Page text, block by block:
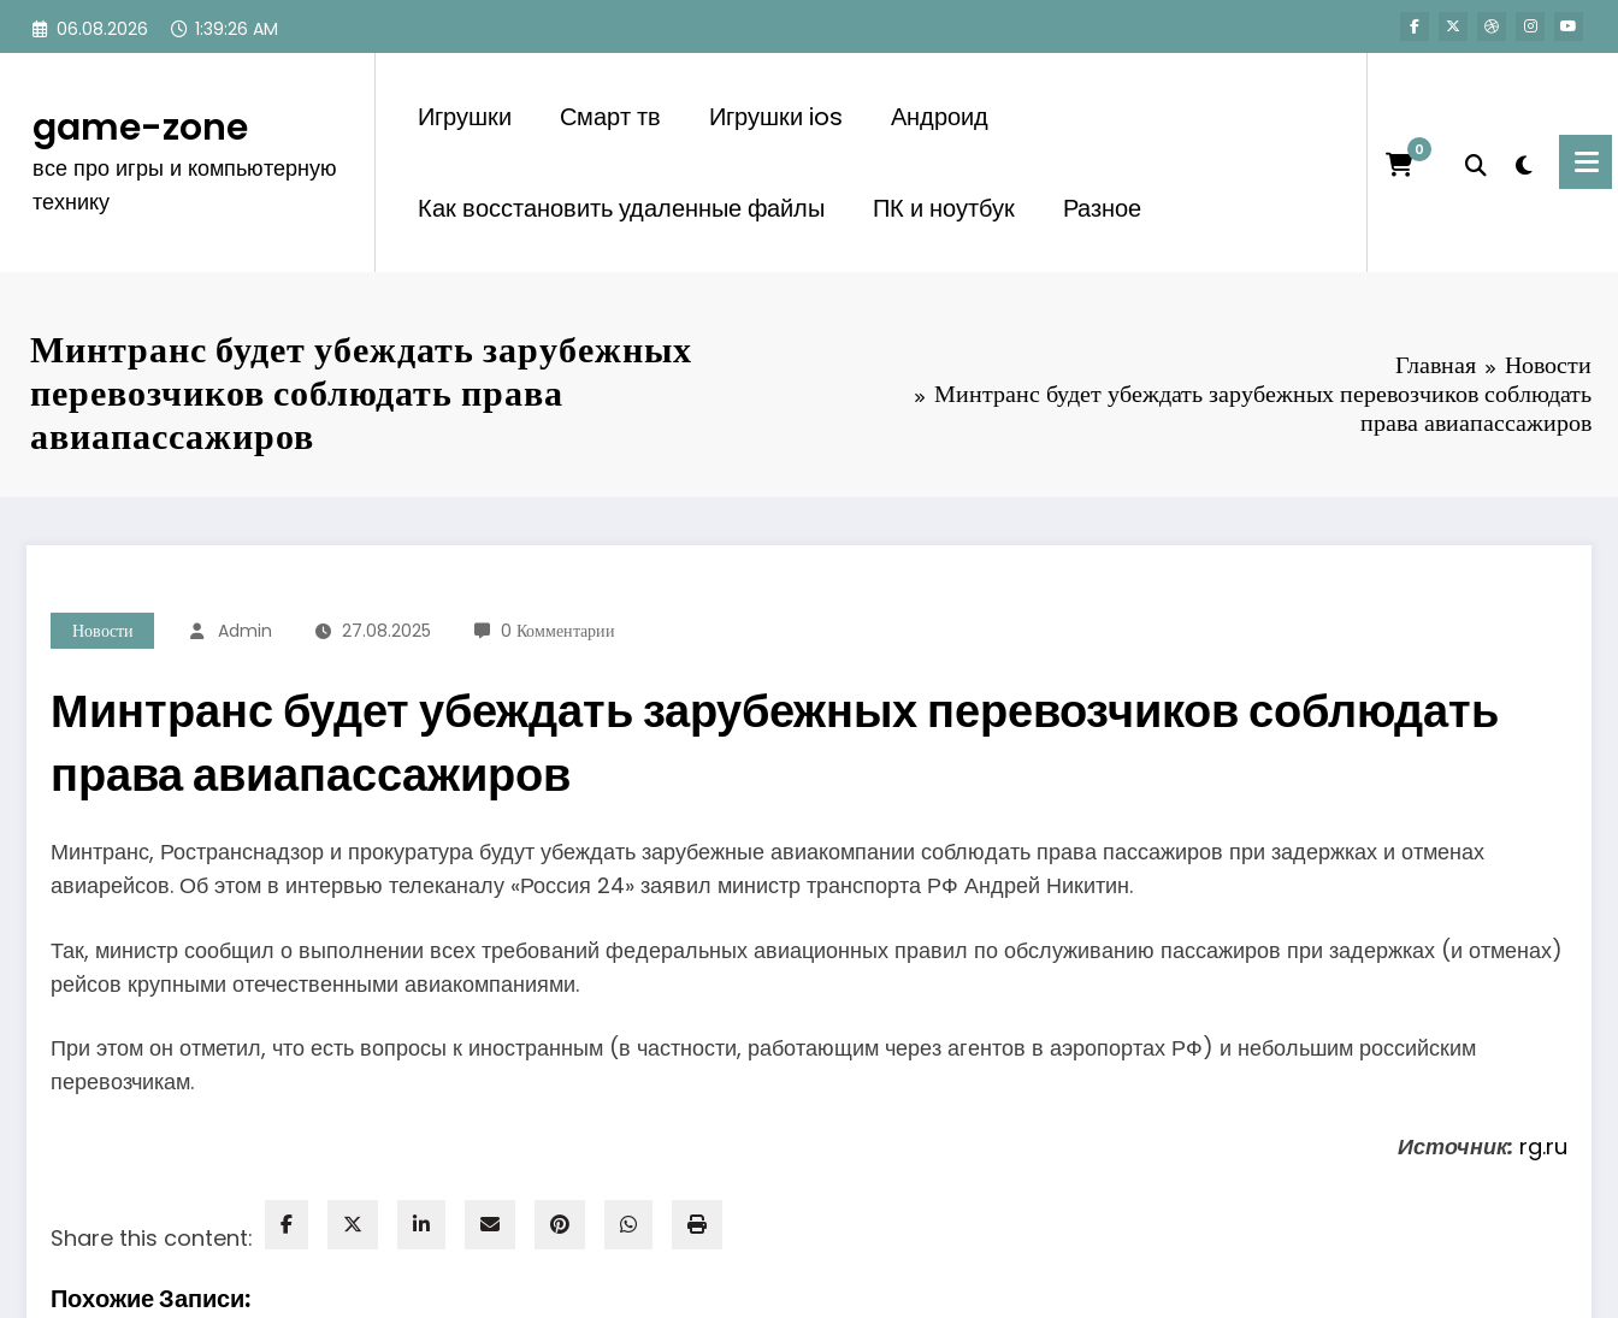
Перейти
06.08.2026 1:39:26 AM
game-zone
все про игры и компьютерную
технику
Игрушки Смарт тв Игрушки ios Андроид
Как восстановить удаленные файлы ПК и ноутбук Разное
0
Минтранс будет убеждать зарубежных
перевозчиков соблюдать права
авиапассажиров
Главная
Новости
Минтранс будет убеждать зарубежных перевозчиков соблюдать
права авиапассажиров
Новости Admin 27.08.2025 0 Комментарии
Минтранс будет убеждать зарубежных перевозчиков соблюдать
права авиапассажиров
Минтранс, Ространснадзор и прокуратура будут убеждать зарубежные авиакомпании соблюдать права пассажиров при задержках и отменах
авиарейсов. Об этом в интервью телеканалу «Россия 24» заявил министр транспорта РФ Андрей Никитин.
Так, министр сообщил о выполнении всех требований федеральных авиационных правил по обслуживанию пассажиров при задержках (и отменах)
рейсов крупными отечественными авиакомпаниями.
При этом он отметил, что есть вопросы к иностранным (в частности, работающим через агентов в аэропортах РФ) и небольшим российским
перевозчикам.
Источник: rg.ru
Share this content:
Похожие Записи: